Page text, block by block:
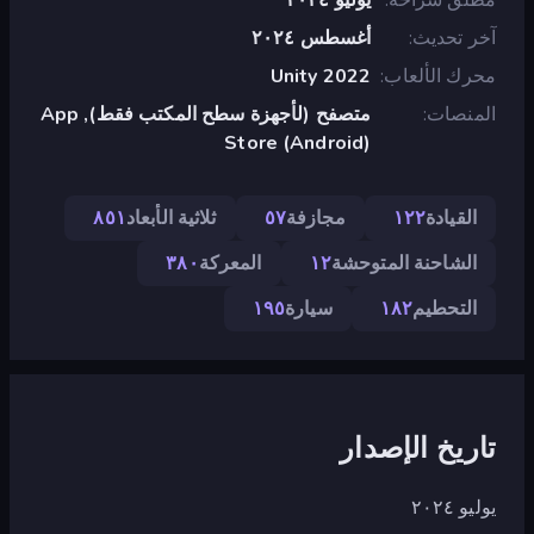
آخر تحديث
أغسطس ٢٠٢٤
محرك الألعاب Unity 2022
المنصات
متصفح (لأجهزة سطح المكتب فقط), App
Store (Android)
القيادة١٢٢ مجازفة٥٧ ثلاثية الأبعاد٨٥١
الشاحنة المتوحشة١٢ المعركة٣٨٠
التحطيم١٨٢ سيارة١٩٥
تاريخ الإصدار
يوليو ٢٠٢٤